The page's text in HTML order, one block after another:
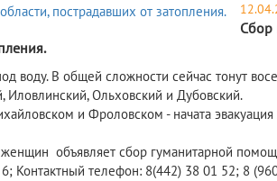
Сбор
воду. В общей сложности сейчас тонут
Иловлинский, Ольховский и Дубовский.
и Фроловском - начата
объявляет сбор гуманитарной
Контактный телефон: 8(442) 38 01 52; 8